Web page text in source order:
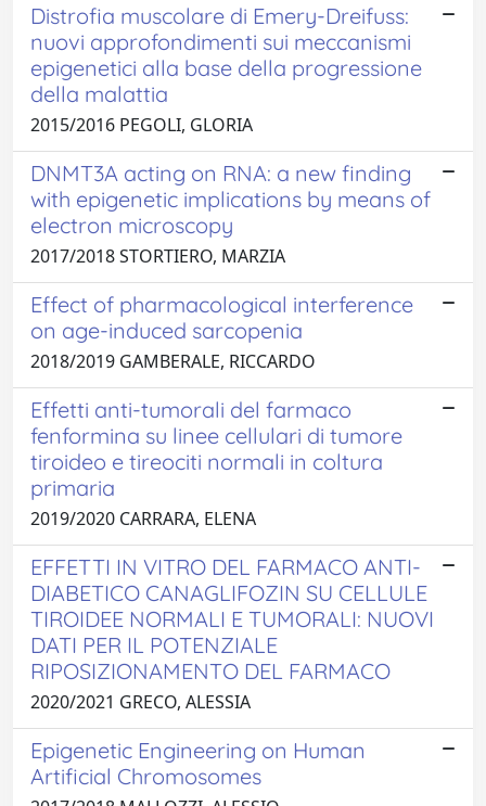
Distrofia muscolare di Emery-Dreifuss:
nuovi approfondimenti sui meccanismi
epigenetici alla base della progressione
della malattia
2015/2016 PEGOLI, GLORIA
DNMT3A acting on RNA: a new finding
with epigenetic implications by means of
electron microscopy
2017/2018 STORTIERO, MARZIA
Effect of pharmacological interference
on age-induced sarcopenia
2018/2019 GAMBERALE, RICCARDO
Effetti anti-tumorali del farmaco
fenformina su linee cellulari di tumore
tiroideo e tireociti normali in coltura
primaria
2019/2020 CARRARA, ELENA
EFFETTI IN VITRO DEL FARMACO ANTI-
DIABETICO CANAGLIFOZIN SU CELLULE
TIROIDEE NORMALI E TUMORALI: NUOVI
DATI PER IL POTENZIALE
RIPOSIZIONAMENTO DEL FARMACO
2020/2021 GRECO, ALESSIA
Epigenetic Engineering on Human
Artificial Chromosomes